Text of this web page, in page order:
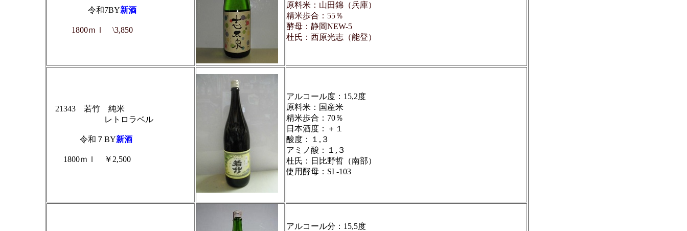
令和7BY新酒
1800ｍｌ \3,850
原料米：山田錦（兵庫）
精米歩合：55％
酵母：静岡NEW-5
杜氏：西原光志（能登）
21343 若竹 純米
レトロラベル
令和７BY新酒
1800ｍｌ ￥2,500
アルコール度：15,2度
原料米：国産米
精米歩合：70％
日本酒度：＋１
酸度：１,３
アミノ酸：１,３
杜氏：日比野哲（南部）
使用酵母：SI -103
アルコール分：15,5度